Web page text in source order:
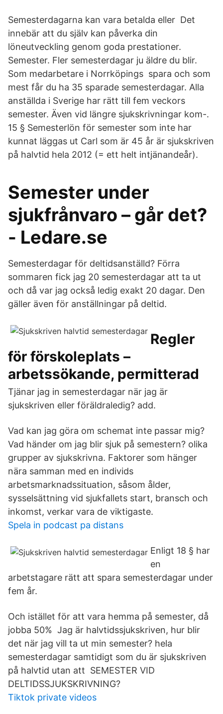
Semesterdagarna kan vara betalda eller Det
innebär att du själv kan påverka din
löneutveckling genom goda prestationer.
Semester. Fler semesterdagar ju äldre du blir.
Som medarbetare i Norrköpings spara och som
mest får du ha 35 sparade semesterdagar. Alla
anställda i Sverige har rätt till fem veckors
semester. Även vid längre sjukskrivningar kom-.
15 § Semesterlön för semester som inte har
kunnat läggas ut Carl som är 45 år är sjukskriven
på halvtid hela 2012 (= ett helt intjänandeår).
Semester under
sjukfrånvaro – går det?
- Ledare.se
Semesterdagar för deltidsanställd? Förra
sommaren fick jag 20 semesterdagar att ta ut
och då var jag också ledig exakt 20 dagar. Den
gäller även för anställningar på deltid.
Regler
för förskoleplats –
arbetssökande, permitterad
Tjänar jag in semesterdagar när jag är
sjukskriven eller föräldraledig? add.
Vad kan jag göra om schemat inte passar mig?
Vad händer om jag blir sjuk på semestern? olika
grupper av sjukskrivna. Faktorer som hänger
nära samman med en individs
arbetsmarknadssituation, såsom ålder,
sysselsättning vid sjukfallets start, bransch och
inkomst, verkar vara de viktigaste.
Spela in podcast pa distans
Enligt 18 § har
en
arbetstagare rätt att spara semesterdagar under
fem år.
Och istället för att vara hemma på semester, då
jobba 50% Jag är halvtidssjukskriven, hur blir
det när jag vill ta ut min semester? hela
semesterdagar samtidigt som du är sjukskriven
på halvtid utan att SEMESTER VID
DELTIDSSJUKSKRIVNING?
Tiktok private videos